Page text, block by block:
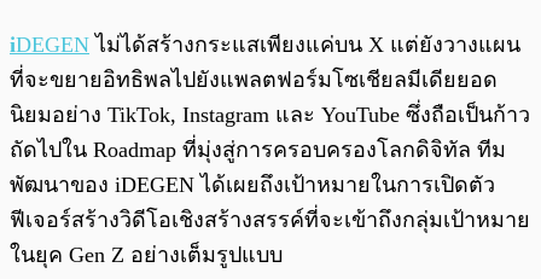
iDEGEN ไม่ได้สร้างกระแสเพียงแค่บน X แต่ยังวางแผน
ที่จะขยายอิทธิพลไปยังแพลตฟอร์มโซเชียลมีเดียยอด
นิยมอย่าง TikTok, Instagram และ YouTube ซึ่งถือเป็นก้าว
ถัดไปใน Roadmap ที่มุ่งสู่การครอบครองโลกดิจิทัล ทีม
พัฒนาของ iDEGEN ได้เผยถึงเป้าหมายในการเปิดตัว
ฟีเจอร์สร้างวิดีโอเชิงสร้างสรรค์ที่จะเข้าถึงกลุ่มเป้าหมาย
ในยุค Gen Z อย่างเต็มรูปแบบ